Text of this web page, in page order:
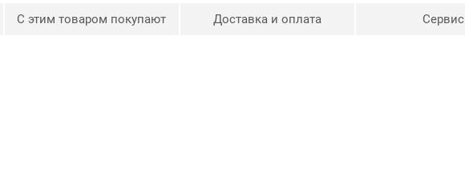
С этим товаром покупают Доставка и оплата Сервис